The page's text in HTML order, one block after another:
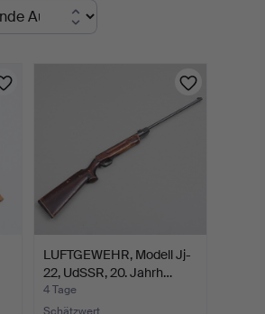
LUFTGEWEHR, Modell Jj-
22, UdSSR, 20. Jahrh…
4 Tage